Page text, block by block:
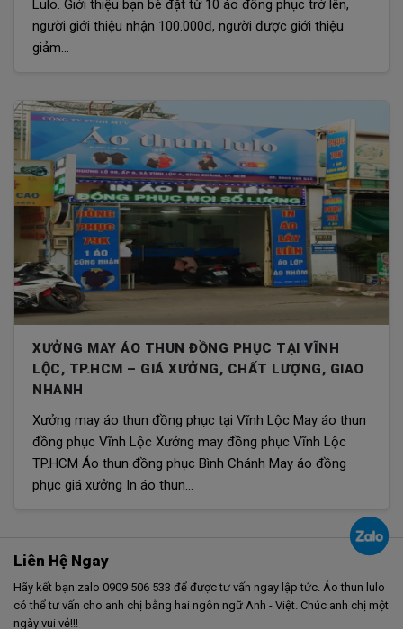
Lulo. Giới thiệu bạn bè đặt từ 10 áo đồng phục trở lên,
người giới thiệu nhận 100.000đ, người được giới thiệu
giảm...
XƯỞNG MAY ÁO THUN ĐỒNG PHỤC TẠI VĨNH
LỘC, TP.HCM – GIÁ XƯỞNG, CHẤT LƯỢNG, GIAO
NHANH
Xưởng may áo thun đồng phục tại Vĩnh Lộc May áo thun
đồng phục Vĩnh Lộc Xưởng may đồng phục Vĩnh Lộc
TP.HCM Áo thun đồng phục Bình Chánh May áo đồng
phục giá xưởng In áo thun...
Liên Hệ Ngay
Hãy kết bạn zalo 0909 506 533 để được tư vấn ngay lập tức. Áo thun lulo
có thể tư vấn cho anh chị bằng hai ngôn ngữ Anh - Việt. Chúc anh chị một
ngày vui vẻ!!!